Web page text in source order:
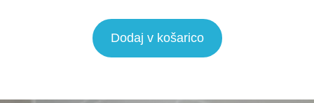
Dodaj v košarico